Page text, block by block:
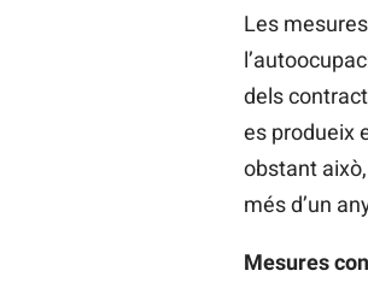
Les
dels
es produeix
obstant
més d’un
Mesures